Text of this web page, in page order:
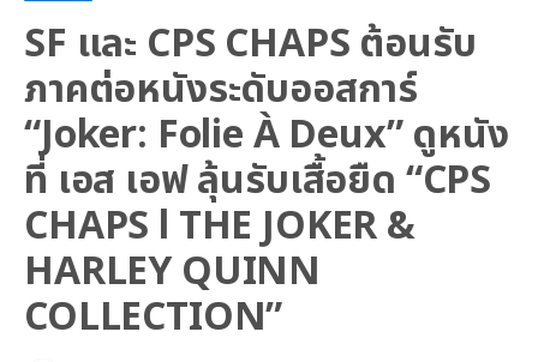
SF และ CPS CHAPS ต้อนรับ
ภาคต่อหนังระดับออสการ์
“Joker: Folie À Deux” ดูหนัง
ที่ เอส เอฟ ลุ้นรับเสื้อยืด “CPS
CHAPS l THE JOKER &
HARLEY QUINN
COLLECTION”